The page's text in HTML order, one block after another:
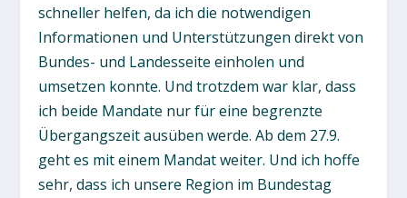
schneller helfen, da ich die notwendigen
Informationen und Unterstützungen direkt von
Bundes- und Landesseite einholen und
umsetzen konnte. Und trotzdem war klar, dass
ich beide Mandate nur für eine begrenzte
Übergangszeit ausüben werde. Ab dem 27.9.
geht es mit einem Mandat weiter. Und ich hoffe
sehr, dass ich unsere Region im Bundestag